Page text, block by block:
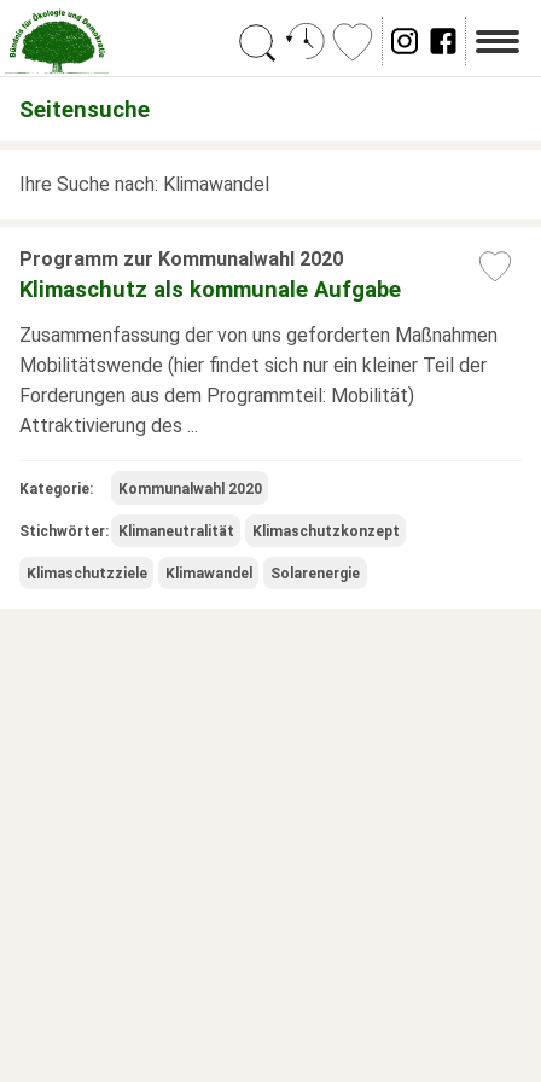
Suchen
Seitensuche
Ihre Suche nach: Klimawandel
Programm zur Kommunalwahl 2020
Klimaschutz als kommunale Aufgabe
Zusammenfassung der von uns geforderten Maßnahmen
Mobilitätswende (hier findet sich nur ein kleiner Teil der
Forderungen aus dem Programmteil: Mobilität)
Attraktivierung des ...
Kategorie: Kommunalwahl 2020
Stichwörter: Klimaneutralität Klimaschutzkonzept
Klimaschutzziele Klimawandel Solarenergie